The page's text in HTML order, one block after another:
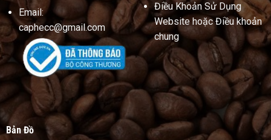
Email:
caphecc@gmail.com
Điều Khoản Sử Dụng
Website hoặc Điều khoản
chung
Bản Đồ